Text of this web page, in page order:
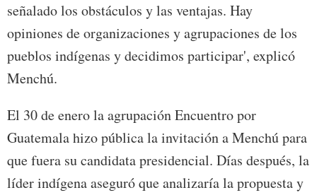
señalado los obstáculos y las ventajas. Hay
opiniones de organizaciones y agrupaciones de los
pueblos indígenas y decidimos participar', explicó
Menchú.
El 30 de enero la agrupación Encuentro por
Guatemala hizo pública la invitación a Menchú para
que fuera su candidata presidencial. Días después, la
líder indígena aseguró que analizaría la propuesta y